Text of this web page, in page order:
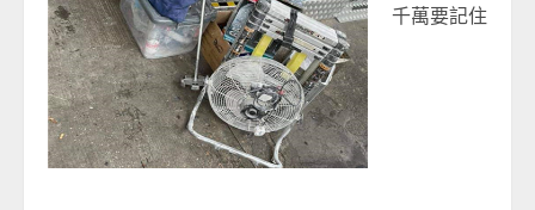
千萬要記住